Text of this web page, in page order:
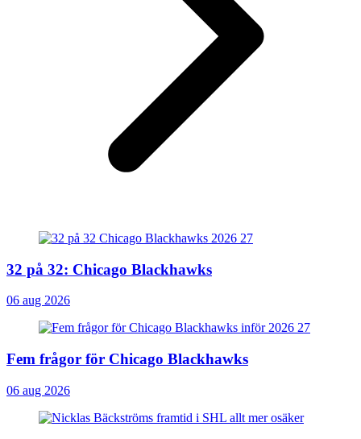
32 på 32: Chicago Blackhawks
06 aug 2026
Fem frågor för Chicago Blackhawks
06 aug 2026